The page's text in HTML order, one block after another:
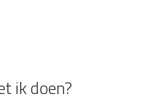
ik doen?